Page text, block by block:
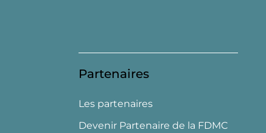
Partenaires
Les partenaires
Devenir Partenaire de la FDMC